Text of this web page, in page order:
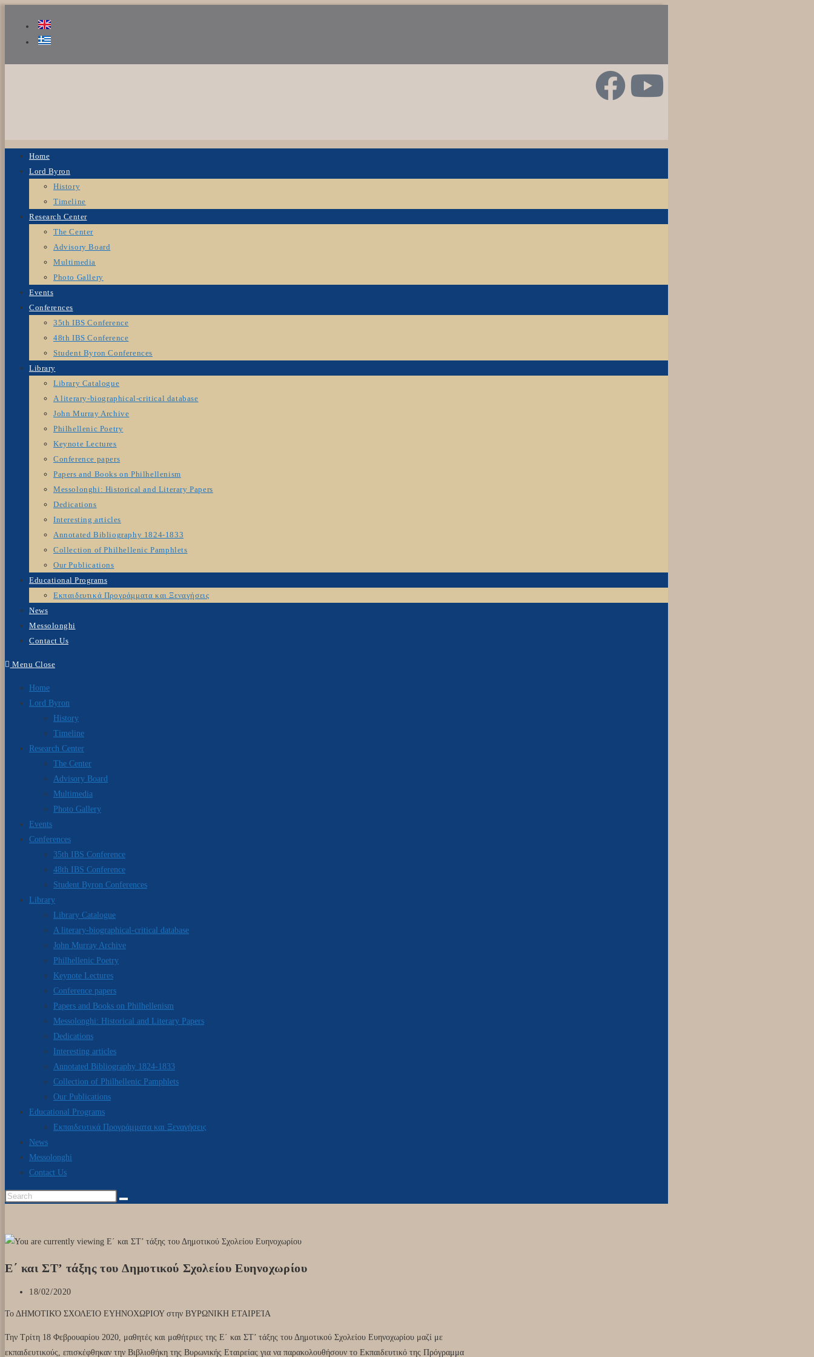
Home
Lord Byron
History
Timeline
Research Center
The Center
Advisory Board
Multimedia
Photo Gallery
Events
Conferences
35th IBS Conference
48th IBS Conference
Student Byron Conferences
Library
Library Catalogue
A literary-biographical-critical database
John Murray Archive
Philhellenic Poetry
Keynote Lectures
Conference papers
Papers and Books on Philhellenism
Messolonghi: Historical and Literary Papers
Dedications
Interesting articles
Annotated Bibliography 1824-1833
Collection of Philhellenic Pamphlets
Our Publications
Educational Programs
Εκπαιδευτικά Προγράμματα και Ξεναγήσεις
News
Messolonghi
Contact Us
Menu Close
Home
Lord Byron
History
Timeline
Research Center
The Center
Advisory Board
Multimedia
Photo Gallery
Events
Conferences
35th IBS Conference
48th IBS Conference
Student Byron Conferences
Library
Library Catalogue
A literary-biographical-critical database
John Murray Archive
Philhellenic Poetry
Keynote Lectures
Conference papers
Papers and Books on Philhellenism
Messolonghi: Historical and Literary Papers
Dedications
Interesting articles
Annotated Bibliography 1824-1833
Collection of Philhellenic Pamphlets
Our Publications
Educational Programs
Εκπαιδευτικά Προγράμματα και Ξεναγήσεις
News
Messolonghi
Contact Us
Ε΄ και ΣΤ’ τάξης του Δημοτικού Σχολείου Ευηνοχωρίου
18/02/2020
Το ΔΗΜΟΤΙΚΌ ΣΧΟΛΕΊΟ ΕΥΗΝΟΧΩΡΙΟΥ στην ΒΥΡΩΝΙΚΗ ΕΤΑΙΡΕΊΑ
Την Τρίτη 18 Φεβρουαρίου 2020, μαθητές και μαθήτριες της Ε΄ και ΣΤ’ τάξης του Δημοτικού Σχολείου Ευηνοχωρίου μαζί με
εκπαιδευτικούς, επισκέφθηκαν την Βιβλιοθήκη της Βυρωνικής Εταιρείας για να παρακολουθήσουν το Εκπαιδευτικό της Πρόγραμμα